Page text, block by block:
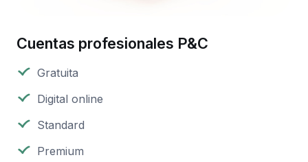
Cuentas profesionales P&C
Gratuita
Digital online
Standard
Premium